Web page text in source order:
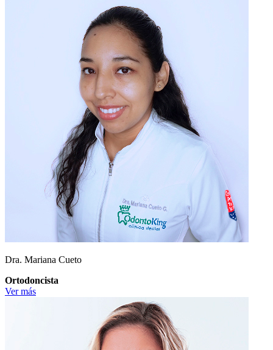
Dra. Mariana Cueto
Ortodoncista
Ver más